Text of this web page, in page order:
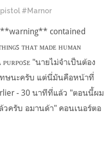
#Marnor
**warning** contained
ᴛʜᴀᴛ ᴍᴀᴅᴇ ʜᴜᴍᴀɴ
ᴘᴜʀᴘᴏꜱᴇ "นายไม่จำเป็นต้อง
ษนะครับ แต่นี่มันคือหน้าที่
- 30 นาทีที่แล้ว "ตอนนี้ผม
วครับ อมานด้า" คอนเนอร์ตอ